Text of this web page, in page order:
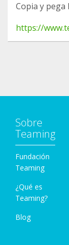
Copia y pega
https://
Sobre
Teaming
Fundación
Teaming
¿Qué es
Teaming?
Blog